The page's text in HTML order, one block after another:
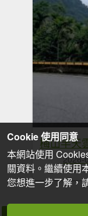
梅山半天
2026-
Cookie 使用同意
本網站使用
關資料。繼續使用
您想進一步了解，